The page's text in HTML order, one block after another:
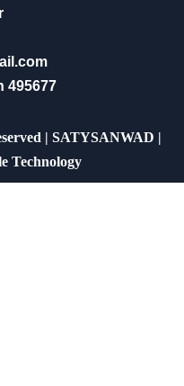
495677
| SATYSANWAD |
Technology